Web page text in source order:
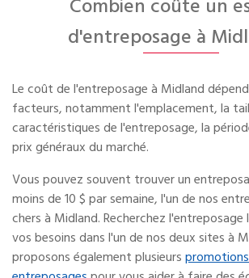
Combien coûte un
d'entreposage à
Le coût de l'entreposage à Midland
facteurs, notamment l'emplacement, la
caractéristiques de l'entreposage, la
prix généraux du marché.
Vous pouvez souvent trouver un
moins de 10 $ par semaine, l'un de nos
chers à Midland. Recherchez
vos besoins dans l'un de nos deux sites à
proposons également plusieurs